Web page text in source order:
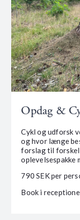
Opdag &
Cykl og udforsk
og hvor længe
forslag til
oplevelsespakke
790 SEK per
Book i